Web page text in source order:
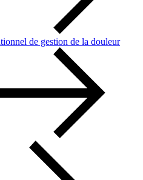
de gestion de la douleur